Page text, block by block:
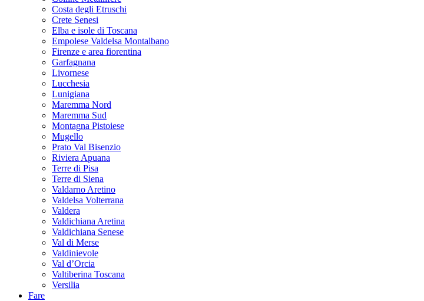
Costa degli Etruschi
Crete Senesi
Elba e isole di Toscana
Empolese Valdelsa Montalbano
Firenze e area fiorentina
Garfagnana
Livornese
Lucchesia
Lunigiana
Maremma Nord
Maremma Sud
Montagna Pistoiese
Mugello
Prato Val Bisenzio
Riviera Apuana
Terre di Pisa
Terre di Siena
Valdarno Aretino
Valdelsa Volterrana
Valdera
Valdichiana Aretina
Valdichiana Senese
Val di Merse
Valdinievole
Val d’Orcia
Valtiberina Toscana
Versilia
Fare